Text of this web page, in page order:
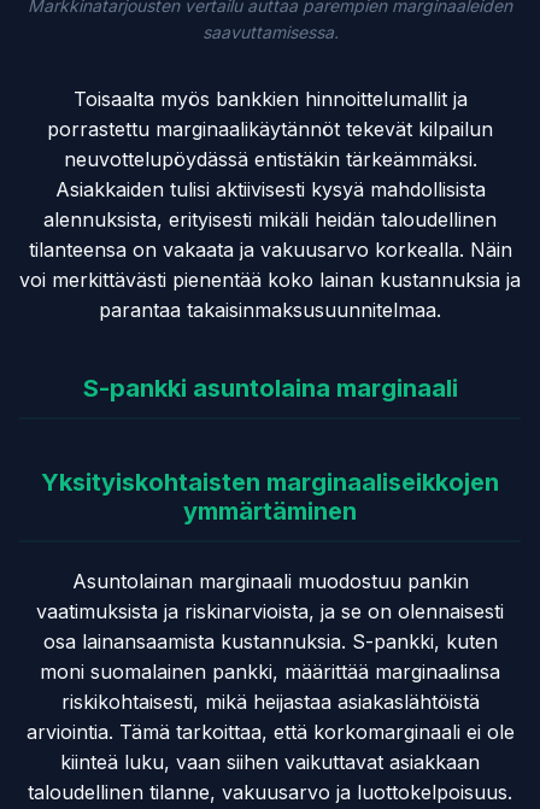
Markkinatarjousten vertailu auttaa parempien marginaaleiden
saavuttamisessa.
Toisaalta myös bankkien hinnoittelumallit ja
porrastettu marginaalikäytännöt tekevät kilpailun
neuvottelupöydässä entistäkin tärkeämmäksi.
Asiakkaiden tulisi aktiivisesti kysyä mahdollisista
alennuksista, erityisesti mikäli heidän taloudellinen
tilanteensa on vakaata ja vakuusarvo korkealla. Näin
voi merkittävästi pienentää koko lainan kustannuksia ja
parantaa takaisinmaksusuunnitelmaa.
S-pankki asuntolaina marginaali
Yksityiskohtaisten marginaaliseikkojen
ymmärtäminen
Asuntolainan marginaali muodostuu pankin
vaatimuksista ja riskinarvioista, ja se on olennaisesti
osa lainansaamista kustannuksia. S-pankki, kuten
moni suomalainen pankki, määrittää marginaalinsa
riskikohtaisesti, mikä heijastaa asiakaslähtöistä
arviointia. Tämä tarkoittaa, että korkomarginaali ei ole
kiinteä luku, vaan siihen vaikuttavat asiakkaan
taloudellinen tilanne, vakuusarvo ja luottokelpoisuus.